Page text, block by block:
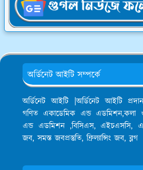
অর্ডিনেট আইটি সম্পর্কে
অর্ডিনেট আইটি |অর্ডিনেট আইটি
গণিত একাডেমিক এন্ড এডমিশন,কলা
এন্ড এডমিশন ,বিসিএস, এইচএসসি,
জব, সমস্ত জবপ্রস্তুতি, ফ্রিল্যান্সিং জব, ব্লগ